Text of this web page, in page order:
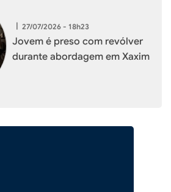
| 27/07/2026 - 18h23
Jovem é preso com revólver
durante abordagem em Xaxim